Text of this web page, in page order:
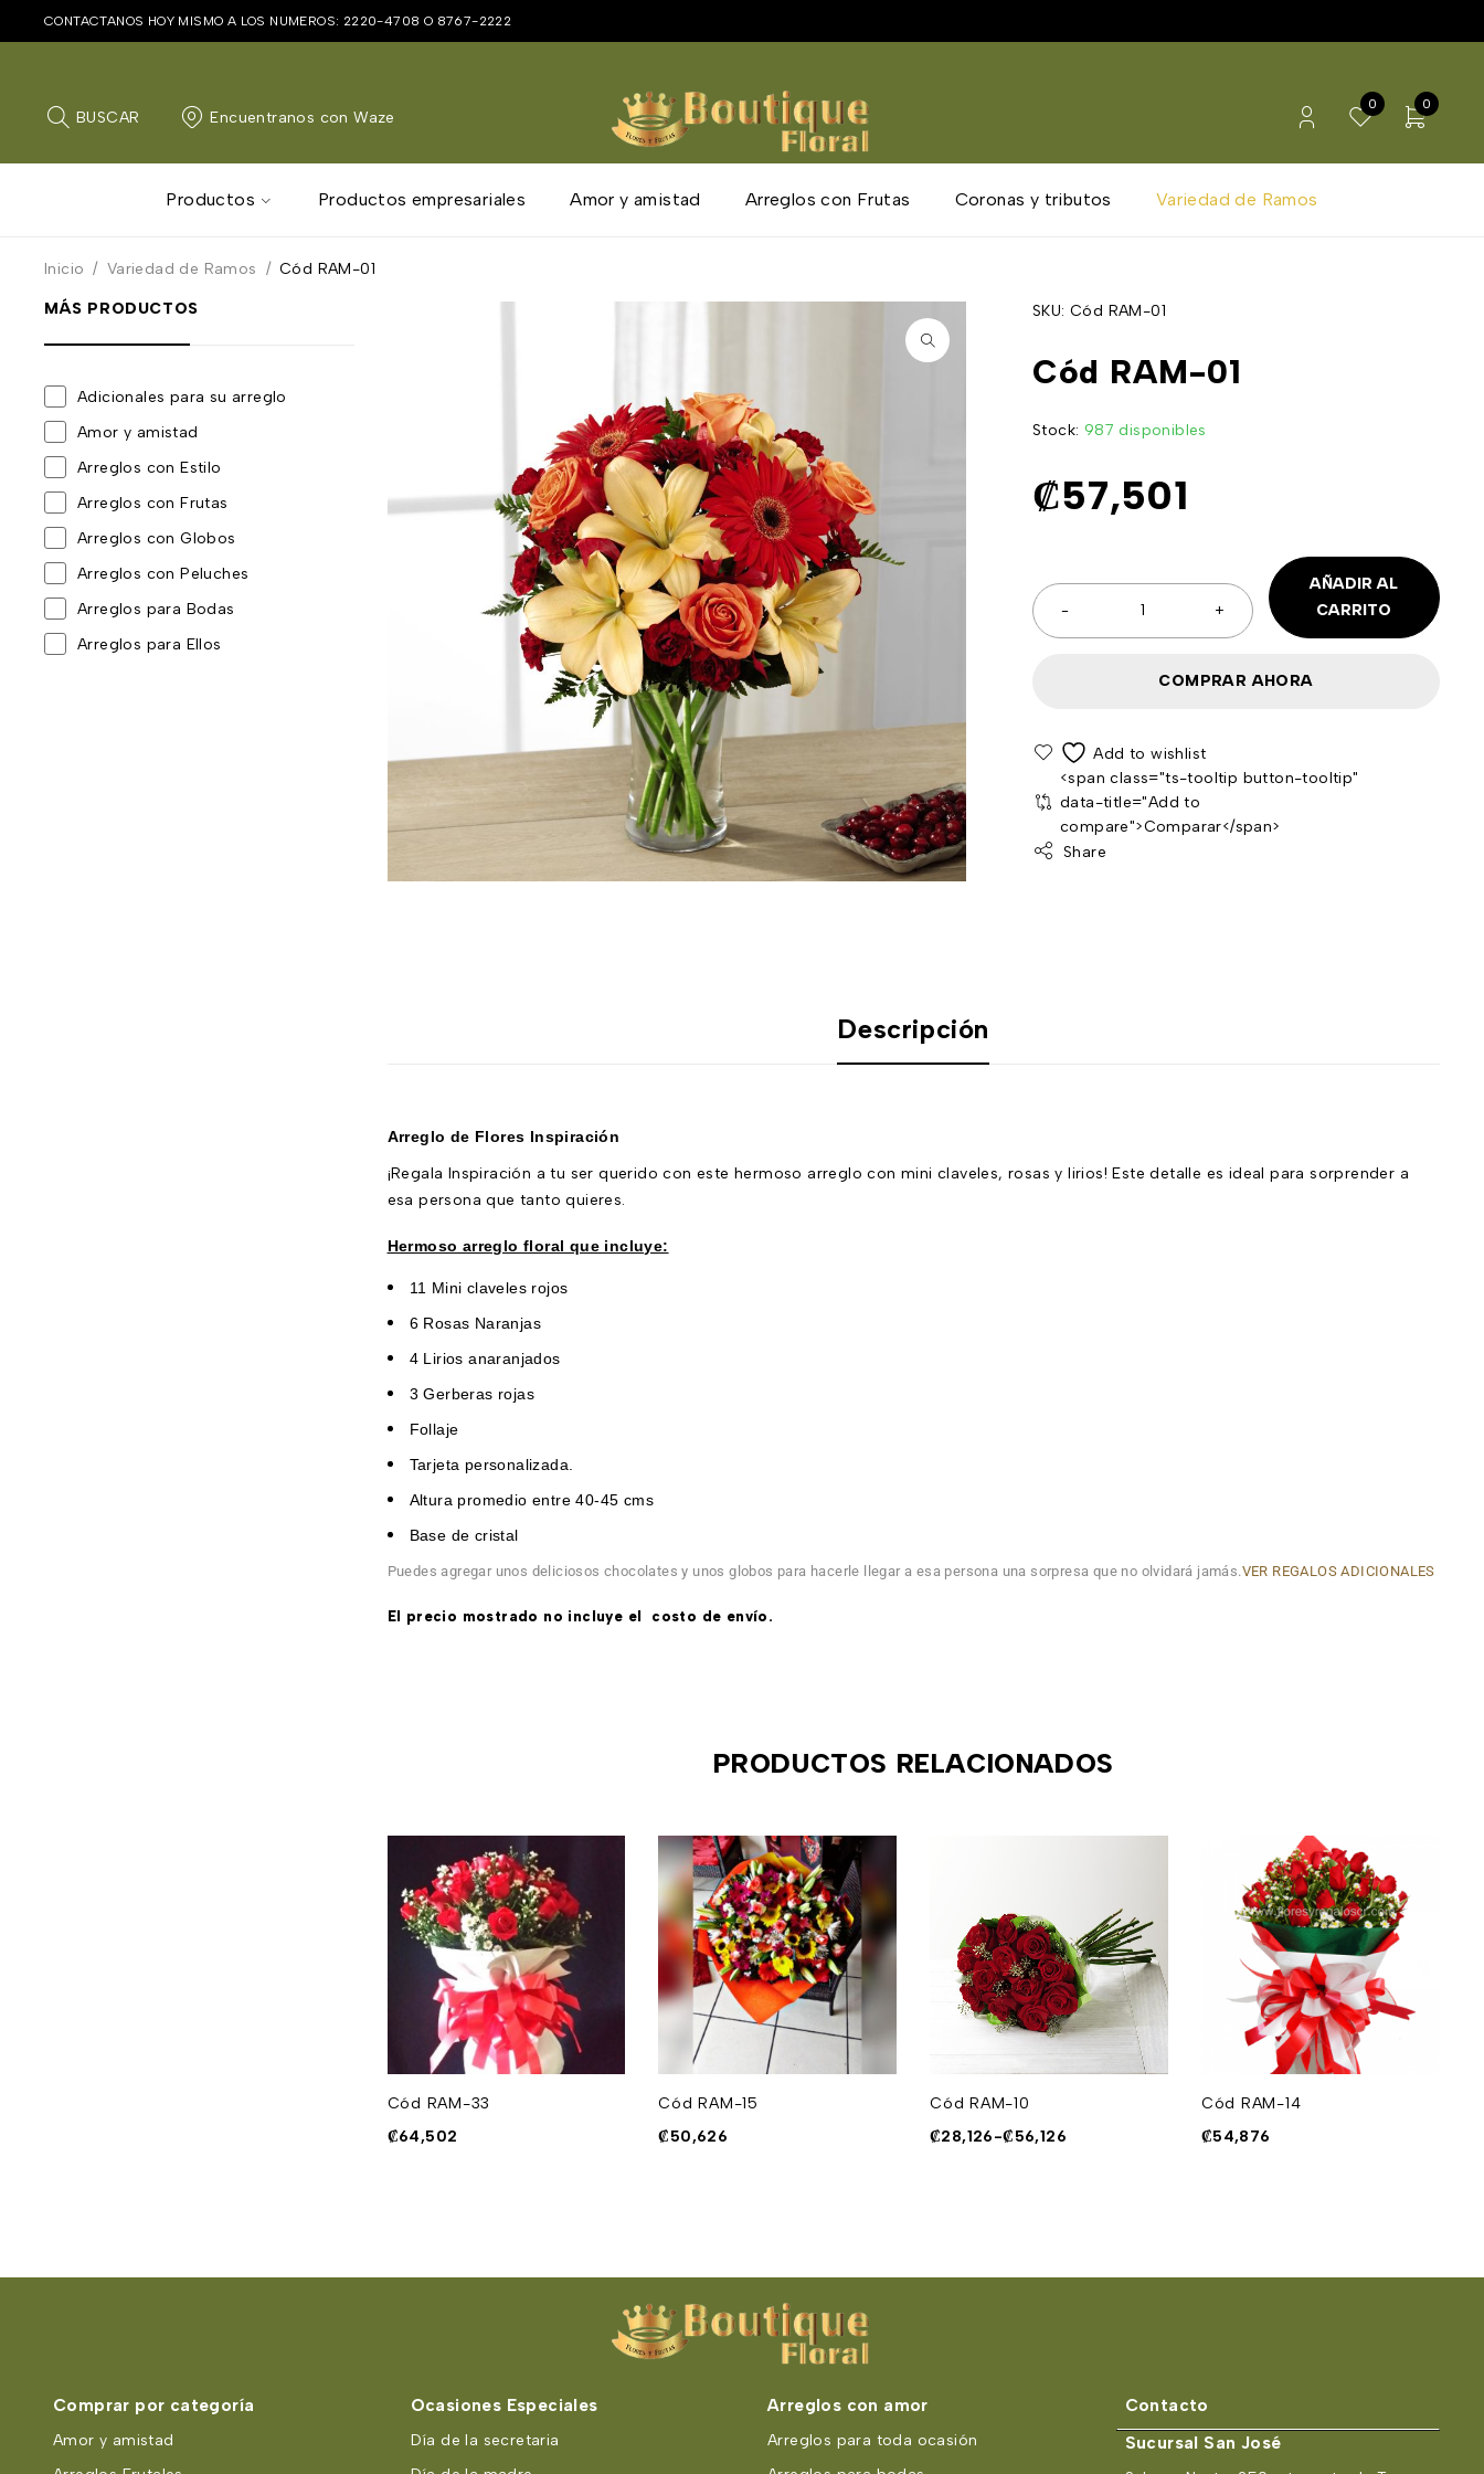
CONTACTANOS HOY MISMO A LOS NUMEROS: 2220-4708 O 8767-2222
BUSCAR Encuentranos con Waze
0 0
Productos Productos empresariales Amor y amistad Arreglos con Frutas Coronas y tributos Variedad de Ramos
Inicio / Variedad de Ramos / Cód RAM-01
MÁS PRODUCTOS
Adicionales para su arreglo
Amor y amistad
Arreglos con Estilo
Arreglos con Frutas
Arreglos con Globos
Arreglos con Peluches
Arreglos para Bodas
Arreglos para Ellos
SKU: Cód RAM-01
Cód RAM-01
Stock: 987 disponibles
₡57,501
AÑADIR AL
CARRITO
COMPRAR AHORA
<span class="ts-tooltip button-tooltip"
data-title="Add to
compare">Comparar</span>
Share
Descripción
Arreglo de Flores Inspiración
¡Regala Inspiración a tu ser querido con este hermoso arreglo con mini claveles, rosas y lirios! Este detalle es ideal para sorprender a
esa persona que tanto quieres.
Hermoso arreglo floral que incluye:
11 Mini claveles rojos
6 Rosas Naranjas
4 Lirios anaranjados
3 Gerberas rojas
Follaje
Tarjeta personalizada.
Altura promedio entre 40-45 cms
Base de cristal
Puedes agregar unos deliciosos chocolates y unos globos para hacerle llegar a esa persona una sorpresa que no olvidará jamás.VER REGALOS ADICIONALES
El precio mostrado no incluye el costo de envío.
PRODUCTOS RELACIONADOS
Cód RAM-33
₡64,502
Cód RAM-15
₡50,626
Cód RAM-10
₡28,126-₡56,126
Cód RAM-14
₡54,876
Comprar por categoría
Amor y amistad
Ocasiones Especiales
Día de la secretaria
Arreglos con amor
Arreglos para toda ocasión
Contacto
Sucursal San José